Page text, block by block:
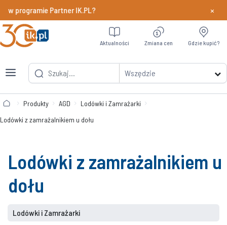
w programie Partner IK.PL? Dowiedz
×
Wszędzie
Aktualności Zmiana cen Gdzie kupić?
Produkty AGD
Lodówki i Zamrażarki
Lodówki z zamrażalnikiem u dołu
Lodówki z zamrażalnikiem u
dołu
Lodówki i Zamrażarki